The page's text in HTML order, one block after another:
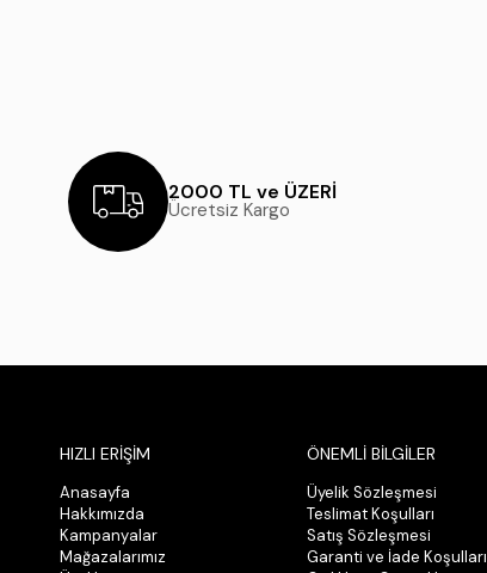
2000 TL ve ÜZERİ
Ücretsiz Kargo
HIZLI ERİŞİM
Anasayfa
Hakkımızda
Kampanyalar
Mağazalarımız
ÖNEMLİ BİLGİLER
Üyelik Sözleşmesi
Teslimat Koşulları
Satış Sözleşmesi
Garanti ve İade Koşulları